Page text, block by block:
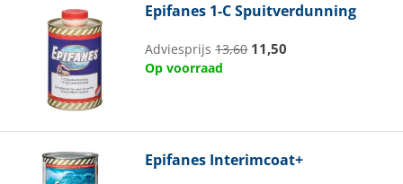
Epifanes 1-C Spuitverdunning
Adviesprijs13,60 11,50
Op voorraad
Epifanes Interimcoat+